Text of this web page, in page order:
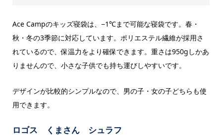
Ace Campのキッズ寝袋は、−1℃まで可能な寝袋です。春・
秋・冬の3季節に対応しています。ポリエステル繊維が採用さ
れているので、保温力をより確保できます。重さは950gしかあ
りませんので、小さな子供でも持ち運びしやすいです。
デザインが比較的シンプルなので、男の子・女の子どちらも使
用できます。
ロゴス くまさん シュラフ